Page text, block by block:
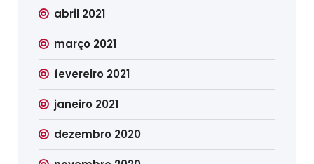
abril 2021
março 2021
fevereiro 2021
janeiro 2021
dezembro 2020